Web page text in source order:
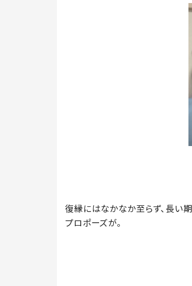
復縁にはなかなか至らず、長い
プロポーズが。